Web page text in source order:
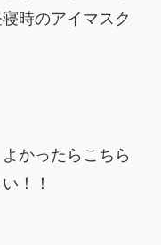
時のアイマスク
かったらこちら
！！